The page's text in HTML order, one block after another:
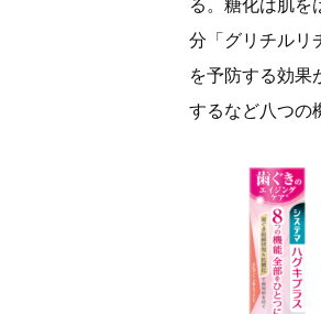
る。糖化は肌を
分「グリチルリ
を予防する効果
するなど八つの